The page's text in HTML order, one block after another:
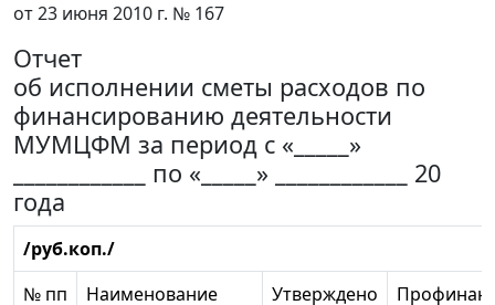
от 23 июня 2010 г. № 167
Отчет
об исполнении сметы расходов по
финансированию деятельности
МУМЦФМ за период с «_____»
____________ по «_____» ____________ 20
года
/руб.коп./
№ пп
Наименование Утверждено